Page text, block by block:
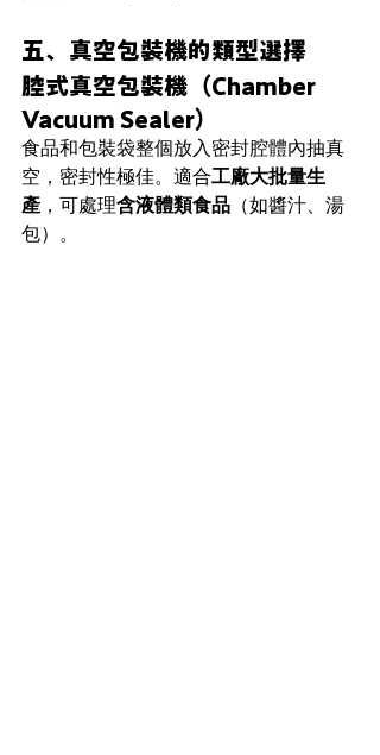
五、真空包裝機的類型選擇
腔式真空包裝機（Chamber
Vacuum Sealer）
食品和包裝袋整個放入密封腔體內抽真
空，密封性極佳。適合工廠大批量生
產 ，可處理含液體類食品 （如醬汁、湯
包）。